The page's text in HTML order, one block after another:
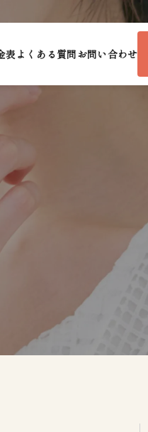
表よくある質問お問い合わせ